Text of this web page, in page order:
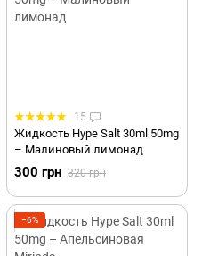
15
Жидкость Hype Salt 30ml 50mg
– Малиновый лимонад
300 грн 320 грн
−6%